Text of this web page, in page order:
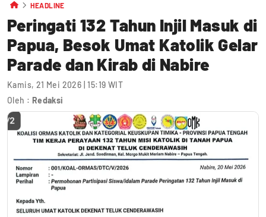
HEADLINE
Peringati 132 Tahun Injil Masuk di
Papua, Besok Umat Katolik Gelar
Parade dan Kirab di Nabire
Kamis, 21 Mei 2026 | 15:19 WIT
Oleh : Redaksi